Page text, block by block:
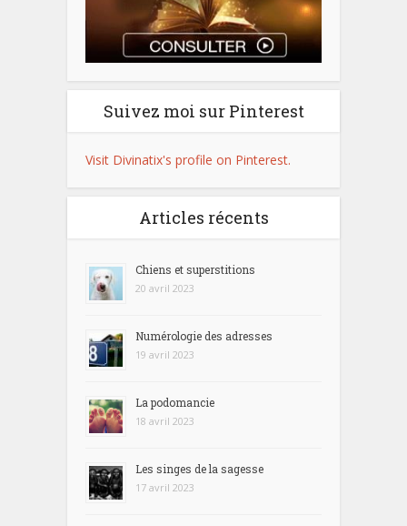
Suivez moi sur Pinterest
Visit Divinatix's profile on Pinterest.
Articles récents
Chiens et superstitions
20 avril 2023
Numérologie des adresses
19 avril 2023
La podomancie
18 avril 2023
Les singes de la sagesse
17 avril 2023